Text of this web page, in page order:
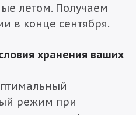
летом. Получаем
в конце сентября.
хранения ваших
режим при